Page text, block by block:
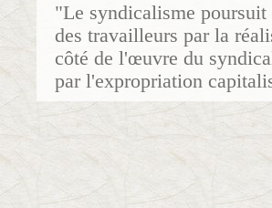
"Le syndicalisme
des travailleurs par la
côté de l'œuvre du
par l'expropriation